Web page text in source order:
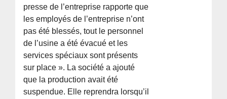
presse de l’entreprise rapporte que
les employés de l’entreprise n’ont
pas été blessés, tout le personnel
de l’usine a été évacué et les
services spéciaux sont présents
sur place ». La société a ajouté
que la production avait été
suspendue. Elle reprendra lorsqu’il